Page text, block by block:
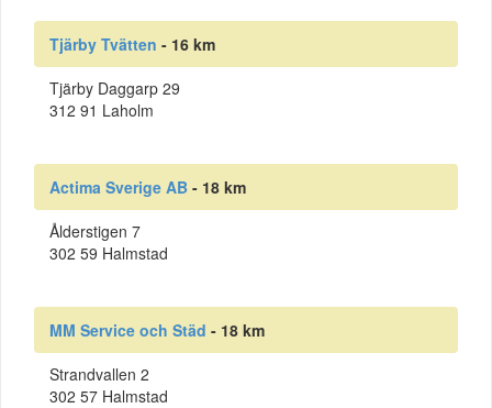
Tjärby Tvätten - 16 km
Tjärby Daggarp 29
312 91 Laholm
Actima Sverige AB - 18 km
Ålderstigen 7
302 59 Halmstad
MM Service och Städ - 18 km
Strandvallen 2
302 57 Halmstad